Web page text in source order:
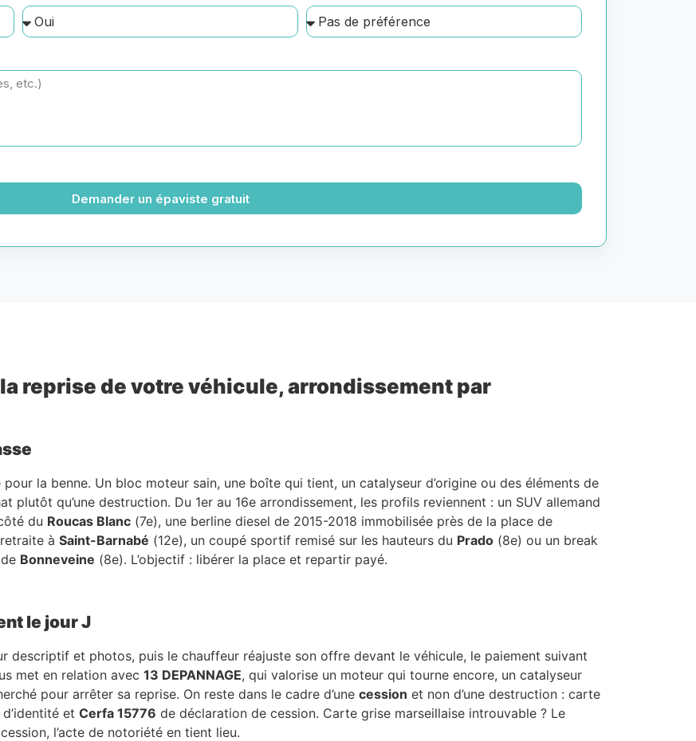
Demander un épaviste gratuit
la reprise de votre véhicule, arrondissement par
la benne. Un bloc moteur sain, une boîte qui tient, un catalyseur d’origine ou des éléments de
plutôt qu’une destruction. Du 1er au 16e arrondissement, les profils reviennent : un SUV allemand
du Roucas Blanc (7e), une berline diesel de 2015-2018 immobilisée près de la place de
à Saint-Barnabé (12e), un coupé sportif remisé sur les hauteurs du Prado (8e) ou un break
Bonneveine (8e). L’objectif : libérer la place et repartir payé.
le jour J
descriptif et photos, puis le chauffeur réajuste son offre devant le véhicule, le paiement suivant
met en relation avec 13 DEPANNAGE, qui valorise un moteur qui tourne encore, un catalyseur
pour arrêter sa reprise. On reste dans le cadre d’une cession et non d’une destruction : carte
et Cerfa 15776 de déclaration de cession. Carte grise marseillaise introuvable ? Le
l’acte de notoriété en tient lieu.